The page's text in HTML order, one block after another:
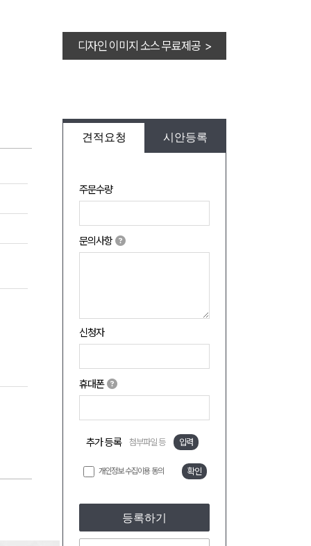
디자인 이미지 소스 무료제공 >
견적요청 시안등록
주문수량
문의사항
신청자
휴대폰
추가 등록 첨부파일 등 입력
개인정보 수집이용 동의 확인
등록하기